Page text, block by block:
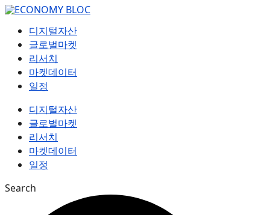
컨
디지털자산
글로벌마켓
리서치
마켓데이터
일정
디지털자산
글로벌마켓
리서치
마켓데이터
일정
Search